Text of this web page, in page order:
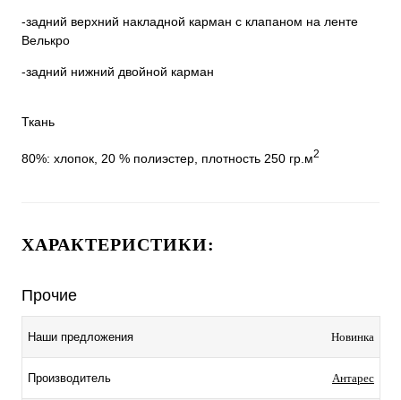
-задний верхний накладной карман с клапаном на ленте
Велькро
-задний нижний двойной карман
Ткань
80%: хлопок, 20 % полиэстер, плотность 250 гр.м2
ХАРАКТЕРИСТИКИ:
Прочие
Наши предложения Новинка
Производитель Антарес